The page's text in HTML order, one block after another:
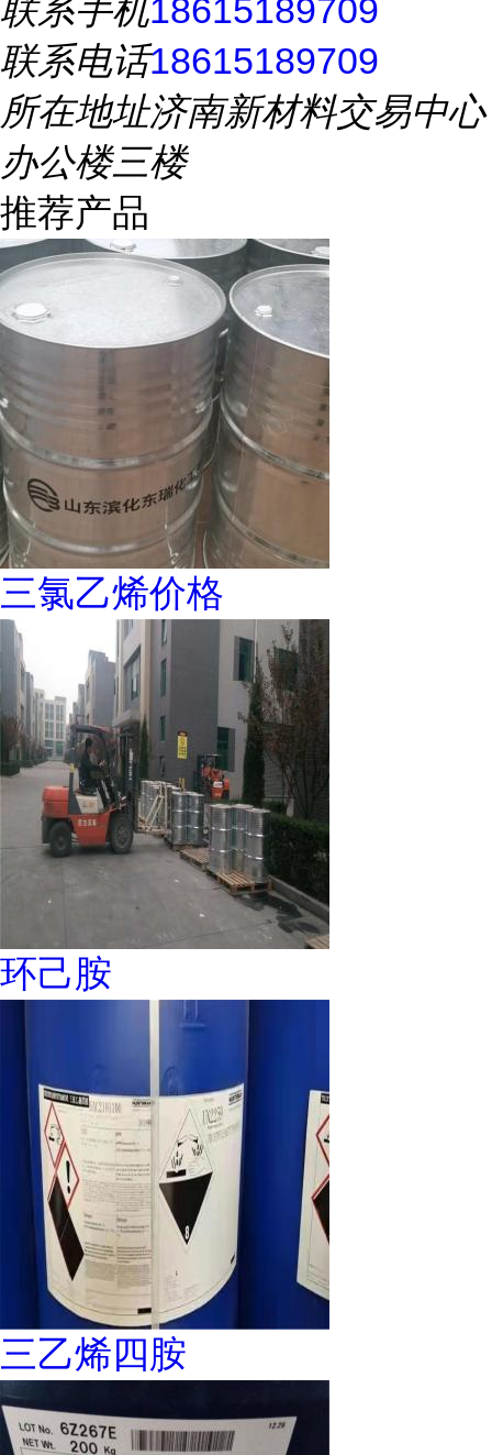
联系手机18615189709
联系电话18615189709
所在地址济南新材料交易中心
办公楼三楼
推荐产品
三氯乙烯价格
环己胺
三乙烯四胺